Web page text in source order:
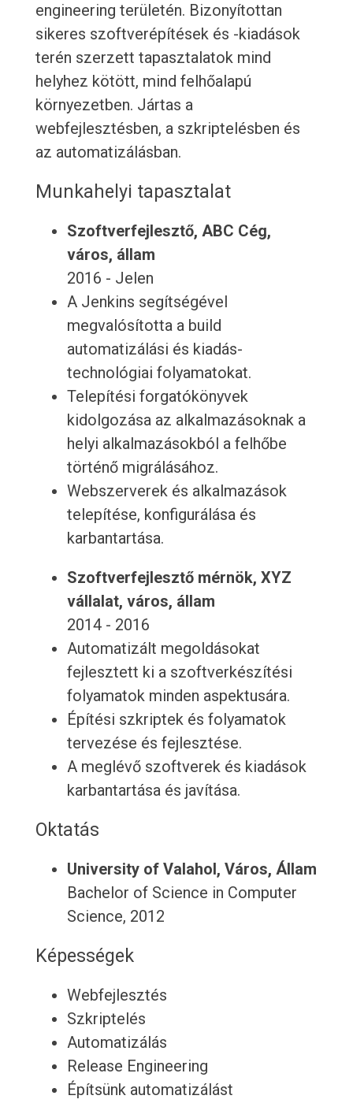
engineering területén. Bizonyítottan
sikeres szoftverépítések és -kiadások
terén szerzett tapasztalatok mind
helyhez kötött, mind felhőalapú
környezetben. Jártas a
webfejlesztésben, a szkriptelésben és
az automatizálásban.
Munkahelyi tapasztalat
Szoftverfejlesztő, ABC Cég,
város, állam
2016 - Jelen
A Jenkins segítségével
megvalósította a build
automatizálási és kiadás-
technológiai folyamatokat.
Telepítési forgatókönyvek
kidolgozása az alkalmazásoknak a
helyi alkalmazásokból a felhőbe
történő migrálásához.
Webszerverek és alkalmazások
telepítése, konfigurálása és
karbantartása.
Szoftverfejlesztő mérnök, XYZ
vállalat, város, állam
2014 - 2016
Automatizált megoldásokat
fejlesztett ki a szoftverkészítési
folyamatok minden aspektusára.
Építési szkriptek és folyamatok
tervezése és fejlesztése.
A meglévő szoftverek és kiadások
karbantartása és javítása.
Oktatás
University of Valahol, Város, Állam
Bachelor of Science in Computer
Science, 2012
Képességek
Webfejlesztés
Szkriptelés
Automatizálás
Release Engineering
Építsünk automatizálást